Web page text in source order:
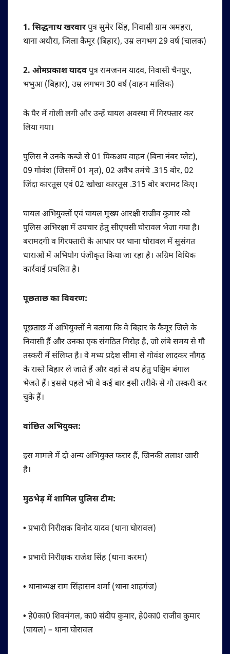
1. सिद्धनाथ खरवारपुत्र सुमेर सिंह, निवासी ग्राम अमहरा,
थाना अधौरा, जिला कैमूर (बिहार), उम्र लगभग 29 वर्ष (चालक)
2. ओमप्रकाश यादवपुत्र रामजनम यादव, निवासी चैनपुर,
भभुआ (बिहार), उम्र लगभग 30 वर्ष (वाहन मालिक)
के पैर में गोली लगी और उन्हें घायल अवस्था में गिरफ्तार कर
लिया गया।
पुलिस ने उनके कब्जे से 01 पिकअप वाहन (बिना नंबर प्लेट),
09 गोवंश (जिसमें 01 मृत), 02 अवैध तमंचे .315 बोर, 02
जिंदा कारतूस एवं 02 खोखा कारतूस .315 बोर बरामद किए।
घायल अभियुक्तों एवं घायल मुख्य आरक्षी राजीव कुमार को
पुलिस अभिरक्षा में उपचार हेतु सीएचसी घोरावल भेजा गया है।
बरामदगी व गिरफ्तारी के आधार पर थाना घोरावल में सुसंगत
धाराओं में अभियोग पंजीकृत किया जा रहा है। अग्रिम विधिक
कार्रवाई प्रचलित है।
पूछताछ का विवरण:
पूछताछ में अभियुक्तों ने बताया कि वे बिहार के कैमूर जिले के
निवासी हैं और उनका एक संगठित गिरोह है, जो लंबे समय से गौ
तस्करी में संलिप्त है। वे मध्य प्रदेश सीमा से गोवंश लादकर नौगढ़
के रास्ते बिहार ले जाते हैं और वहां से वध हेतु पश्चिम बंगाल
भेजते हैं। इससे पहले भी वे कई बार इसी तरीके से गौ तस्करी कर
चुके हैं।
वांछित अभियुक्त:
इस मामले में दो अन्य अभियुक्त फरार हैं, जिनकी तलाश जारी
है।
मुठभेड़ में शामिल पुलिस टीम:
• प्रभारी निरीक्षक विनोद यादव (थाना घोरावल)
• प्रभारी निरीक्षक राजेश सिंह (थाना करमा)
• थानाध्यक्ष राम सिंहासन शर्मा (थाना शाहगंज)
• हे0का0 शिवमंगल, का0 संदीप कुमार, हे0का0 राजीव कुमार
(घायल) – थाना घोरावल